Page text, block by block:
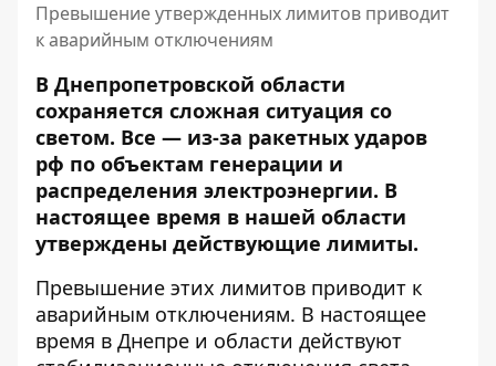
Превышение утвержденных лимитов приводит
к аварийным отключениям
В Днепропетровской области
сохраняется сложная ситуация со
светом. Все — из-за ракетных ударов
рф по объектам генерации и
распределения электроэнергии. В
настоящее время в нашей области
утверждены действующие лимиты.
Превышение этих лимитов приводит к
аварийным отключениям. В настоящее
время в Днепре и области действуют